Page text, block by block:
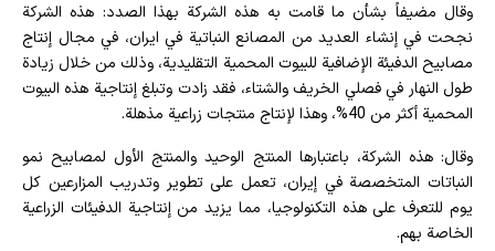
وقال مضيفاً بشأن ما قامت به هذه الشركة بهذا الصدد: هذه الشركة
نجحت في إنشاء العديد من المصانع النباتية في ايران، في مجال إنتاج
مصابيح الدفيئة الإضافية للبيوت المحمية التقليدية، وذلك من خلال زيادة
طول النهار في فصلي الخريف والشتاء، فقد زادت وتبلغ إنتاجية هذه البيوت
المحمية أكثر من 40%، وهذا لإنتاج منتجات زراعية مذهلة.
وقال: هذه الشركة، باعتبارها المنتج الوحيد والمنتج الأول لمصابيح نمو
النباتات المتخصصة في إيران، تعمل على تطوير وتدريب المزارعين كل
يوم للتعرف على هذه التكنولوجيا، مما يزيد من إنتاجية الدفيئات الزراعية
الخاصة بهم.